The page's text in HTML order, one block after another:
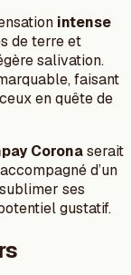
intense
de terre et
salivation.
faisant
en quête de
Coronaserait
d’un
ses
gustatif.